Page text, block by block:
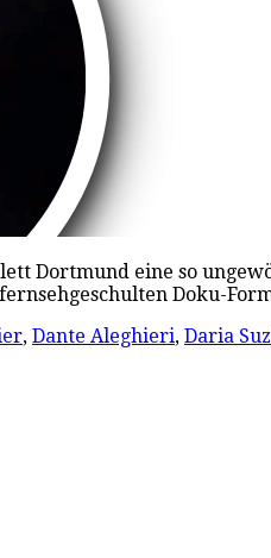
Dortmund eine so
Doku-
, Dante Aleghieri, Daria